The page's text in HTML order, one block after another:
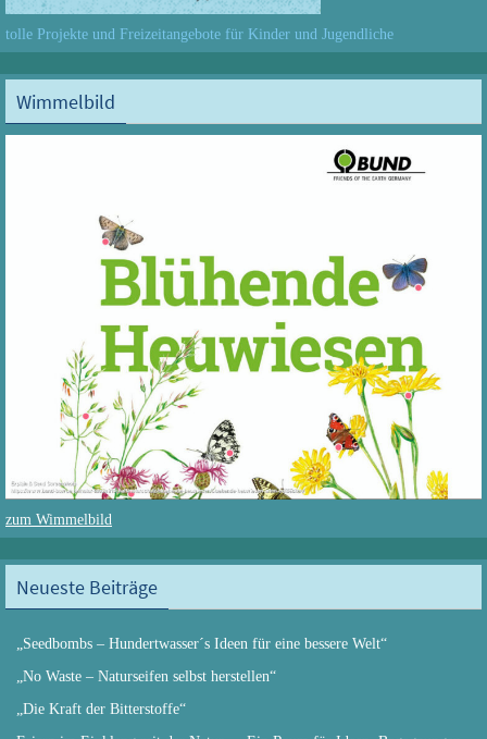
tolle Projekte und Freizeitangebote für Kinder und Jugendliche
Wimmelbild
zum Wimmelbild
Neueste Beiträge
„Seedbombs – Hundertwasser´s Ideen für eine bessere Welt“
„No Waste – Naturseifen selbst herstellen“
„Die Kraft der Bitterstoffe“